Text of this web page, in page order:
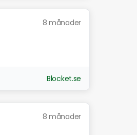
8 månader
Blocket.se
8 månader